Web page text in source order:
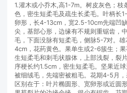
1.灌木或小乔木,高1-7m。树皮灰色；枝
色，密生短柔毛及疏生长柔毛。叶柄长
卵形，长4-13cm，宽2.5-10cm先端凹
尖，基部心形，边缘有不规则重锯齿，
毛，下面没脉有短柔毛，侧脉5-7对。
4cm，花药黄色。果单生或2-6簇生；
生短柔毛和刺毛状腺体，上部浅裂，裂
序梗长约1.5cm，密生短柔毛。坚果近
被细绒毛，先端密被粗毛。花期4-5月
区别在于：叶片椭圆形、宽卵形或近圆